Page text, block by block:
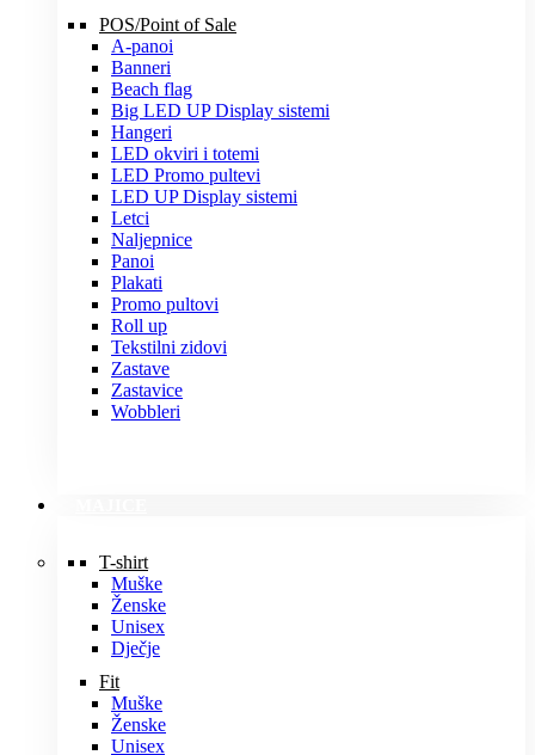
POS/Point of Sale
A-panoi
Banneri
Beach flag
Big LED UP Display sistemi
Hangeri
LED okviri i totemi
LED Promo pultevi
LED UP Display sistemi
Letci
Naljepnice
Panoi
Plakati
Promo pultovi
Roll up
Tekstilni zidovi
Zastave
Zastavice
Wobbleri
T-shirt
Muške
Ženske
Unisex
Dječje
Fit
Muške
Ženske
Unisex